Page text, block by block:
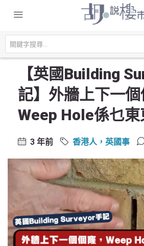
主頁
香港人，英國事
【英國Building Surveyor手記】外牆上下一
東？
【英國Building
記】外牆上下一個
Weep Hole係乜東
3 年前 香港人，英國事